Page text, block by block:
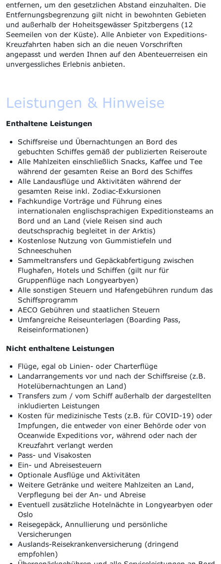
entfernen, um den gesetzlichen Abstand einzuhalten. Die
Entfernungsbegrenzung gilt nicht in bewohnten Gebieten
und außerhalb der Hoheitsgewässer Spitzbergens (12
Seemeilen von der Küste). Alle Anbieter von Expeditions-
Kreuzfahrten haben sich an die neuen Vorschriften
angepasst und werden Ihnen auf den Abenteuerreisen ein
unvergessliches Erlebnis anbieten.
Leistungen & Hinweise
Enthaltene Leistungen
Schiffsreise und Übernachtungen an Bord des
gebuchten Schiffes gemäß der publizierten Reiseroute
Alle Mahlzeiten einschließlich Snacks, Kaffee und Tee
während der gesamten Reise an Bord des Schiffes
Alle Landausflüge und Aktivitäten während der
gesamten Reise inkl. Zodiac-Exkursionen
Fachkundige Vorträge und Führung eines
internationalen englischsprachigen Expeditionsteams an
Bord und an Land (viele Reisen sind auch
deutschsprachig begleitet in der Arktis)
Kostenlose Nutzung von Gummistiefeln und
Schneeschuhen
Sammeltransfers und Gepäckabfertigung zwischen
Flughafen, Hotels und Schiffen (gilt nur für
Gruppenflüge nach Longyearbyen)
Alle sonstigen Steuern und Hafengebühren rundum das
Schiffsprogramm
AECO Gebühren und staatlichen Steuern
Umfangreiche Reiseunterlagen (Boarding Pass,
Reiseinformationen)
Nicht enthaltene Leistungen
Flüge, egal ob Linien- oder Charterflüge
Landarrangements vor und nach der Schiffsreise (z.B.
Hotelübernachtungen an Land)
Transfers zum / vom Schiff außerhalb der dargestellten
inkludierten Leistungen
Kosten für medizinische Tests (z.B. für COVID-19) oder
Impfungen, die entweder von einer Behörde oder von
Oceanwide Expeditions vor, während oder nach der
Kreuzfahrt verlangt werden
Pass- und Visakosten
Ein- und Abreisesteuern
Optionale Ausflüge und Aktivitäten
Weitere Getränke und weitere Mahlzeiten an Land,
Verpflegung bei der An- und Abreise
Eventuell zusätzliche Hotelnächte in Longyearbyen oder
Oslo
Reisegepäck, Annullierung und persönliche
Versicherungen
Auslands-Reisekrankenversicherung (dringend
empfohlen)